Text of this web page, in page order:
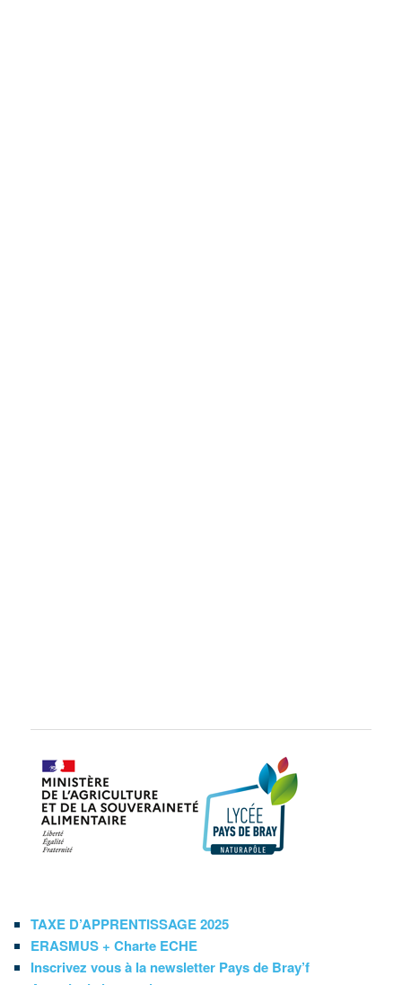
TAXE D’APPRENTISSAGE 2025
ERASMUS + Charte ECHE
Inscrivez vous à la newsletter Pays de Bray’f